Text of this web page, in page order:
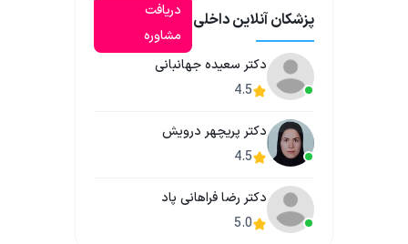
پزشکان آنلاین داخلی
دریافت
مشاوره
دکتر سعیده جهانبانی
4.5
دکتر پریچهر درویش
4.5
دکتر رضا فراهانی پاد
5.0